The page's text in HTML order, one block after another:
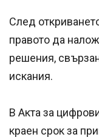
След
правото да
решения,
искания.
В Акта за
краен срок за